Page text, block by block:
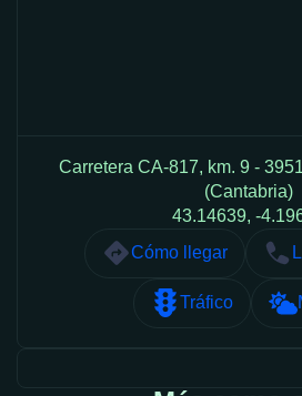
Carretera CA-817, km. 9 -
(Cantabria)
43.14639, -
Cómo llegar
Tráfico